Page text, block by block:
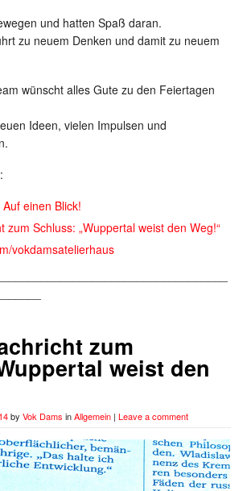
und hatten Spaß daran.
zu neuem Denken und damit zu neuem
wünscht alles Gute zu den Feiertagen
Ideen, vielen Impulsen und
einen Blick!
zum Schluss: „Wuppertal weist den Weg!“
vokdamsatelierhaus
zum
weist den
by Vok Dams inAllgemein | Leave a comment